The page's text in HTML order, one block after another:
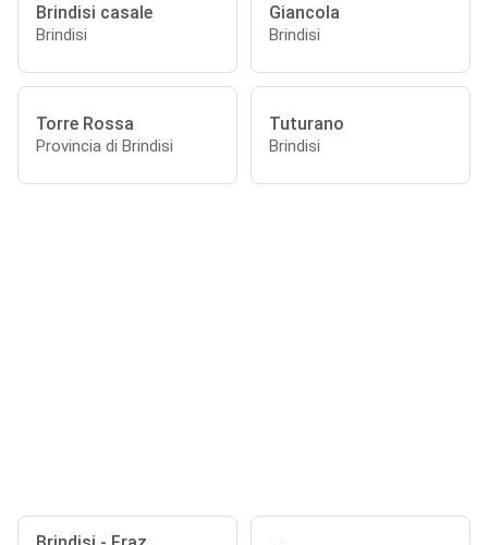
Brindisi casale
Brindisi
Giancola
Brindisi
Torre Rossa
Provincia di Brindisi
Tuturano
Brindisi